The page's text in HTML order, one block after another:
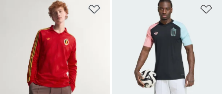
Ajouter à la Liste de produits